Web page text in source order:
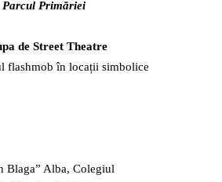
Parcul Primăriei
de Street Theatre
flashmob în locații simbolice
Blaga” Alba, Colegiul